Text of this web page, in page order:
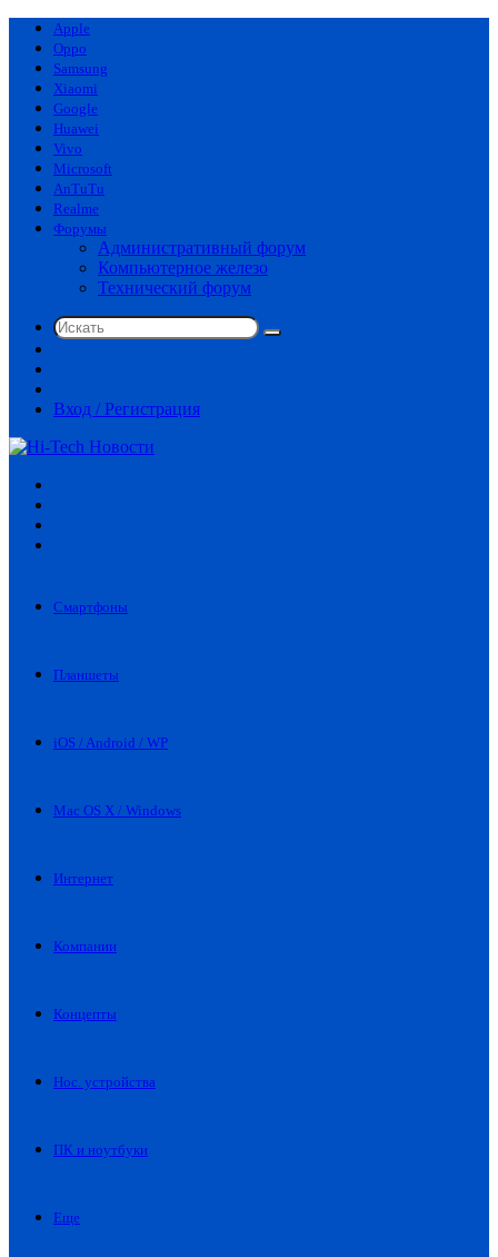
Apple
Oppo
Samsung
Xiaomi
Google
Huawei
Vivo
Microsoft
AnTuTu
Realme
Форумы
Административный форум
Компьютерное железо
Технический форум
Искать
статья
Вход / Регистрация
Смартфоны
Планшеты
iOS / Android / WP
Mac OS X / Windows
Интернет
Компании
Концепты
Нос. устройства
ПК и ноутбуки
Еще